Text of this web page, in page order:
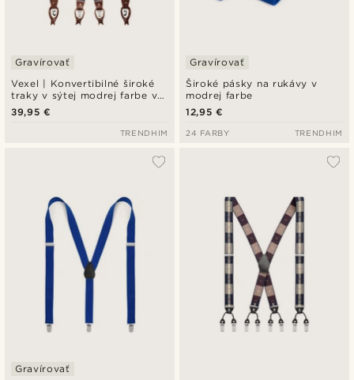
Vexel | Konvertibilné široké
traky v sýtej modrej farbe v
dizajne X
Gravírovať
39,95 €
TRENDHIM
Široké pásky na rukávy v
modrej farbe
Gravírovať
12,95 €
24 FARBY TRENDHIM
Gravírovať